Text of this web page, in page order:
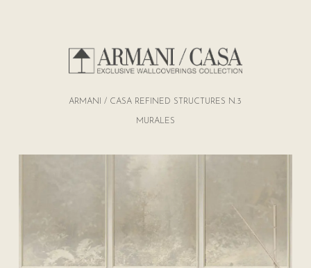
ARMANI / CASA REFINED STRUCTURES N.3
MURALES